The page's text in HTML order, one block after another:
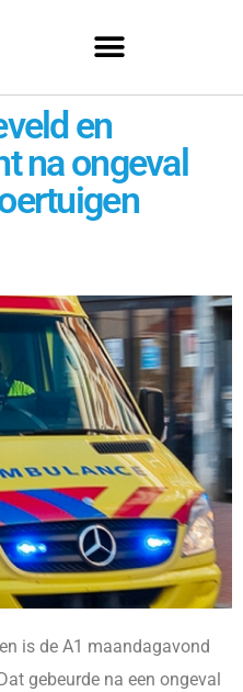
en
na ongeval
is de A1 maandagavond
gebeurde na een ongeval